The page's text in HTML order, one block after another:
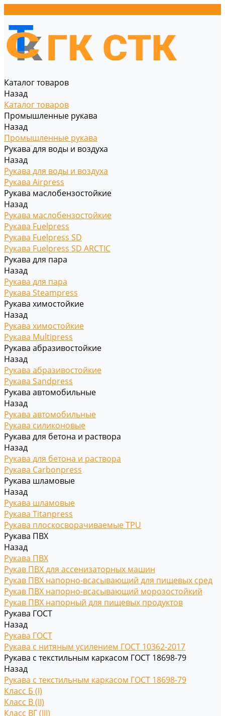
Каталог товаров
Назад
Каталог товаров
Промышленные рукава
Назад
Промышленные рукава
Рукава для воды и воздуха
Назад
Рукава для воды и воздуха
Рукава Airpress
Рукава маслобензостойкие
Назад
Рукава маслобензостойкие
Рукава Fuelpress
Рукава Fuelpress SD
Рукава Fuelpress SD ARCTIC
Рукава для пара
Назад
Рукава для пара
Рукава Steampress
Рукава химостойкие
Назад
Рукава химостойкие
Рукава Multipress
Рукава абразивостойкие
Назад
Рукава абразивостойкие
Рукава Sandpress
Рукава автомобильные
Назад
Рукава автомобильные
Рукава силиконовые
Рукава для бетона и раствора
Назад
Рукава для бетона и раствора
Рукава Carbonpress
Рукава шламовые
Назад
Рукава шламовые
Рукава Titanpress
Рукава плоскосворачиваемые TPU
Рукава ПВХ
Назад
Рукава ПВХ
Рукав ПВХ для ассенизаторных машин
Рукав ПВХ напорно-всасывающий для пищевых сред
Рукав ПВХ напорно-всасывающий морозостойкий
Рукав ПВХ напорный для пищевых продуктов
Рукава ГОСТ
Назад
Рукава ГОСТ
Рукава с нитяным усилением ГОСТ 10362-2017
Рукава с текстильным каркасом ГОСТ 18698-79
Назад
Рукава с текстильным каркасом ГОСТ 18698-79
Класс Б (I)
Класс В (II)
Класс ВГ (III)